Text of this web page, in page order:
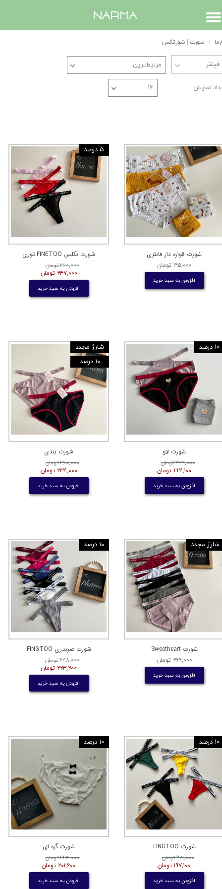
​narma
شورت | شورتکس
مرتبط‌ترین
نمایش ۱۶
شورت قواره دار فانتزی
۱۹۵,۰۰۰ تومان
افزودن به سبد خرید
شورت بکلس FINETOO توری
۲۶۰,۰۰۰ تومان
۲۴۷,۰۰۰ تومان
افزودن به سبد خرید
۵ درصد
شورت لاو
۲۴۹,۰۰۰ تومان
۲۲۴,۱۰۰ تومان
افزودن به سبد خرید
۱۰ درصد
شورت بندی
۲۶۰,۰۰۰ تومان
۲۳۴,۰۰۰ تومان
افزودن به سبد خرید
شارژ مجدد
۱۰ درصد
شورت Sweetheart
۲۶۹,۰۰۰ تومان
افزودن به سبد خرید
شارژ مجدد
شورت ضربدری FINGTOO
۲۴۸,۰۰۰ تومان
۲۲۳,۲۰۰ تومان
افزودن به سبد خرید
۱۰ درصد
شورت FINGTOO
۲۱۹,۰۰۰ تومان
۱۹۷,۱۰۰ تومان
افزودن به سبد خرید
۱۰ درصد
شورت گره ای
۲۲۴,۰۰۰ تومان
۲۰۱,۶۰۰ تومان
افزودن به سبد خرید
۱۰ درصد